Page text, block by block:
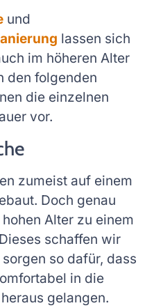
und
lassen sich
im höheren Alter
den folgenden
die einzelnen
vor.
zumeist auf einem
Doch genau
Alter zu einem
schaffen wir
so dafür, dass
in die
gelangen.